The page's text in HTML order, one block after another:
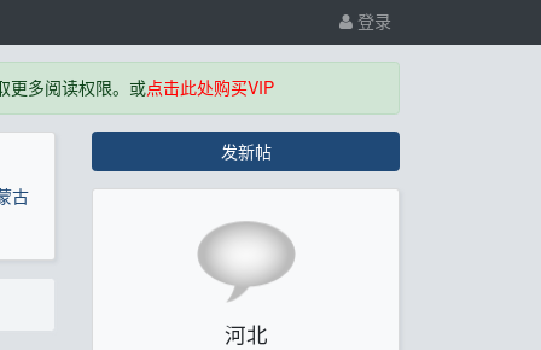
登录
更多阅读权限。或点击此处购买VIP
古
发新帖
河北